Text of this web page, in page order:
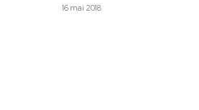
16 mai 2018